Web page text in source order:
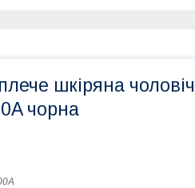
шкіряна
чорна